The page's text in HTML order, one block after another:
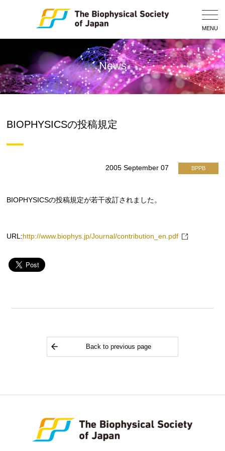
MENU
News
BIOPHYSICSの投稿規定
2005 September 07 BPPB
BIOPHYSICSの投稿規定が若干改訂されました。
URL: http://www.biophys.jp/Journal/contribution_en.pdf
Back to previous page